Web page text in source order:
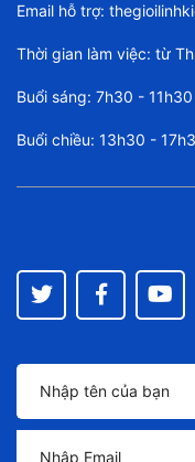
Email hỗ trợ:
Thời gian làm việc: từ
Buổi sáng: 7h30 - 11h30
Buổi chiều: 13h30 -